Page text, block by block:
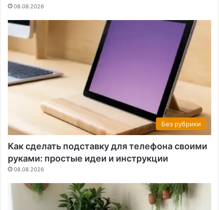
08.08.2026
Без рубрики
Как сделать подставку для телефона своими
руками: простые идеи и инструкции
08.08.2026